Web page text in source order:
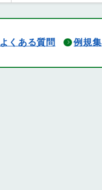
よくある質問 例規集